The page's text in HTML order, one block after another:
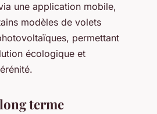
une application mobile,
modèles de volets
permettant
écologique et
terme